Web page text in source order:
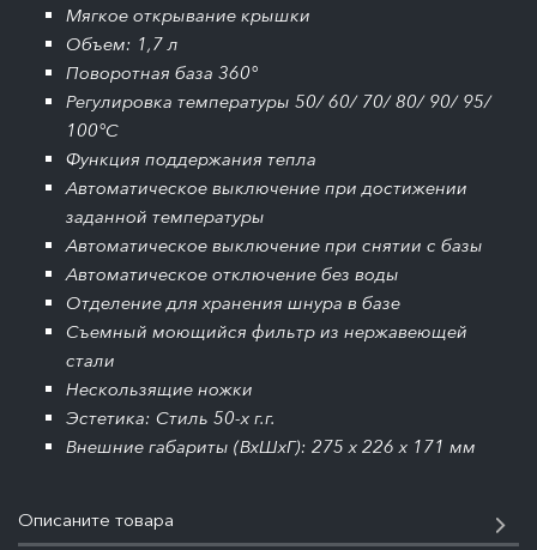
Мягкое открывание крышки
Объем: 1,7 л
Поворотная база 360°
Регулировка температуры 50/ 60/ 70/ 80/ 90/ 95/
100°С
Функция поддержания тепла
Автоматическое выключение при достижении
заданной температуры
Автоматическое выключение при снятии с базы
Автоматическое отключение без воды
Отделение для хранения шнура в базе
Съемный моющийся фильтр из нержавеющей
стали
Нескользящие ножки
Эстетика: Стиль 50-х г.г.
Внешние габариты (ВхШхГ): 275 х 226 х 171 мм
Описаните товара